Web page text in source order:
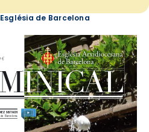
Església de Barcelona